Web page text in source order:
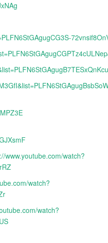
www.youtube.com/watch?
watch?
watch?